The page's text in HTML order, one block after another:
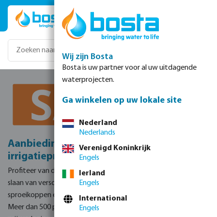
Ga naar de hoofdinhoud
Aanbiedingen op geselecteerde
irrigatieproducten!
Profiteer van deze tijdelijke kortingsactie om voorraad in te
slaan van verschillende irrigatieproducten. Van sproeiers tot
sproeikoppen en van hulpstukken tot druppeltape.
Meer dan 500 producten om uit te kiezen met enorme
Wij zijn Bosta
Bosta is uw partner voor al uw uitdagende
waterprojecten.
Ga winkelen op uw lokale site
Nederland
Nederlands
Verenigd Koninkrijk
Engels
Ierland
Engels
International
Engels